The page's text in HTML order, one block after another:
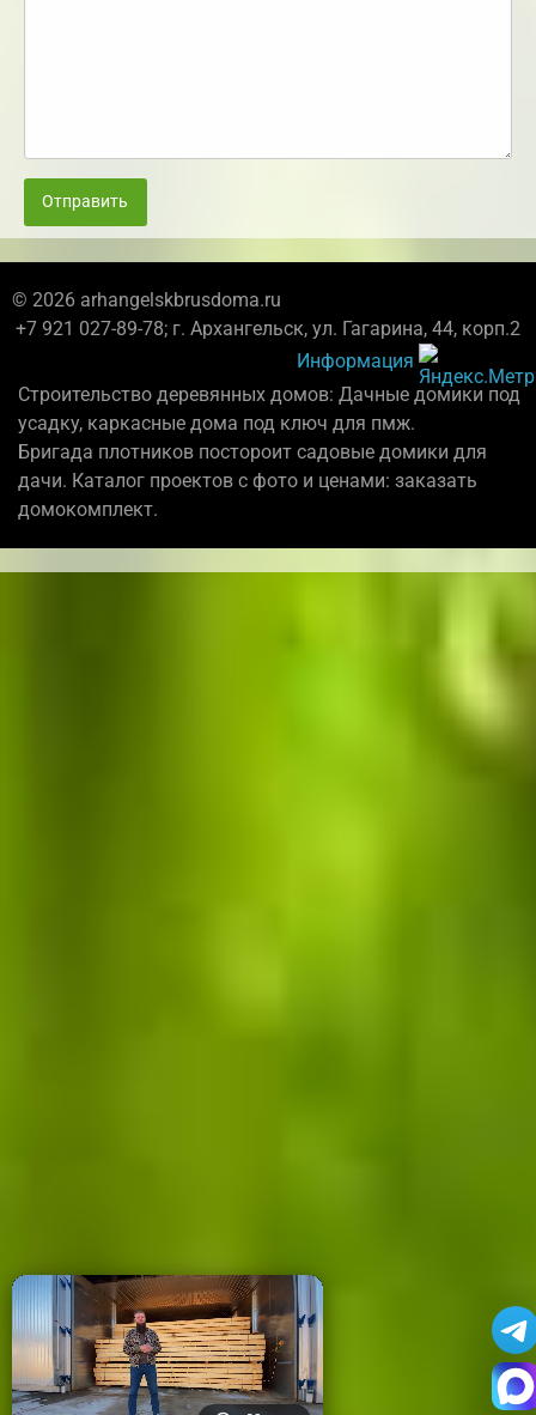
Отправить
© 2026 arhangelskbrusdoma.ru
+7 921 027-89-78; г. Архангельск, ул. Гагарина, 44, корп.2
Информация
Строительство деревянных домов: Дачные домики под
усадку, каркасные дома под ключ для пмж.
Бригада плотников постороит садовые домики для
дачи. Каталог проектов с фото и ценами: заказать
домокомплект.